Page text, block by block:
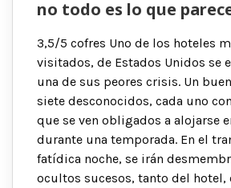
no todo es lo que
3,5/5 cofres Uno de los hoteles
visitados, de Estados Unidos se
una de sus peores crisis. Un
siete desconocidos, cada uno
que se ven obligados a alojarse
durante una temporada. En el
fatídica noche, se irán
ocultos sucesos, tanto del hotel,